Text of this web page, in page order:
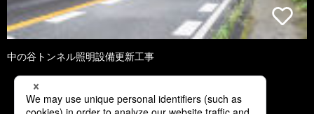
中の谷トンネル照明設備更新工事